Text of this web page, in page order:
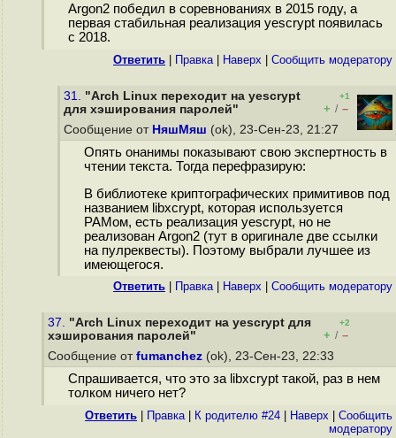
Argon2 победил в соревнованиях в 2015 году, а
первая стабильная реализация yescrypt появилась
с 2018.
Ответить Правка| Наверх Cообщить модератору
31. "Arch Linux переходит на yescrypt
для хэширования паролей"
+1
+ / –
Сообщение от НяшМяш (ok), 23-Сен-23, 21:27
Опять онанимы показывают свою экспертность в
чтении текста. Тогда перефразирую:
В библиотеке криптографических примитивов под
названием libxcrypt, которая используется
PAMом, есть реализация yescrypt, но не
реализован Argon2 (тут в оригинале две ссылки
на пулреквесты). Поэтому выбрали лучшее из
имеющегося.
Ответить Правка| Наверх Cообщить модератору
37. "Arch Linux переходит на yescrypt для
хэширования паролей"
+2
+ / –
Сообщение от fumanchez (ok), 23-Сен-23, 22:33
Спрашивается, что это за libxcrypt такой, раз в нем
толком ничего нет?
Ответить Правка| К родителю #24 Наверх
Cообщить
модератору